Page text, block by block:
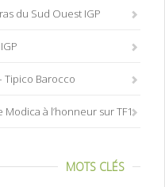
du Sud Ouest IGP
Tipico Barocco
à l’honneur sur TF1
MOTS CLÉS